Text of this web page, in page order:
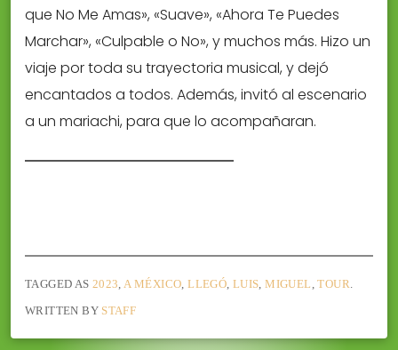
que No Me Amas», «Suave», «Ahora Te Puedes
Marchar», «Culpable o No», y muchos más. Hizo un
viaje por toda su trayectoria musical, y dejó
encantados a todos. Además, invitó al escenario
a un mariachi, para que lo acompañaran.
TAGGED AS 2023 A MÉXICO ,LLEGÓ LUIS ,MIGUEL ,TOUR
WRITTEN BY STAFF